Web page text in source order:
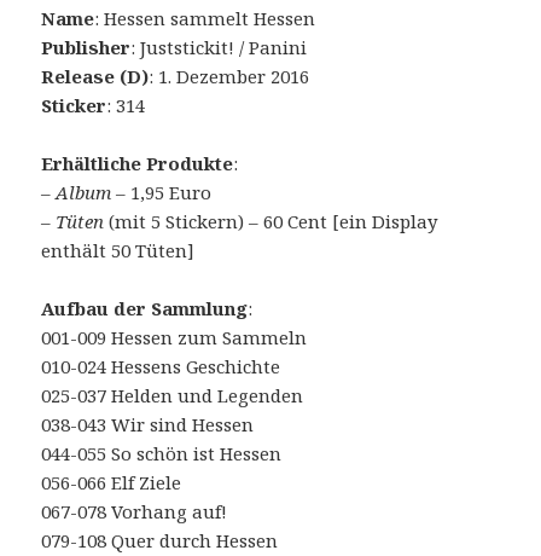
Name: Hessen sammelt Hessen
Publisher: Juststickit! / Panini
Release (D): 1. Dezember 2016
Sticker: 314
Erhältliche Produkte:
–Album – 1,95 Euro
– Tüten (mit 5 Stickern) – 60 Cent [ein Display
enthält 50 Tüten]
Aufbau der Sammlung:
001-009 Hessen zum Sammeln
010-024 Hessens Geschichte
025-037 Helden und Legenden
038-043 Wir sind Hessen
044-055 So schön ist Hessen
056-066 Elf Ziele
067-078 Vorhang auf!
079-108 Quer durch Hessen